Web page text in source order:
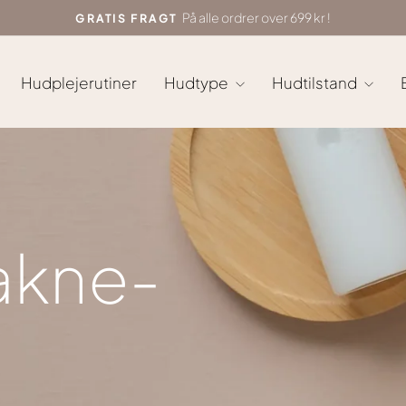
Sæt
på
pause
GRATIS FRAGT På alle ordrer over 699 kr !
Hudplejerutiner Hudtype Hudtilstand